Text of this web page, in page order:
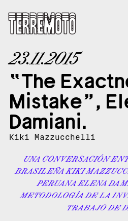
23.11.2015
“The
Mistake”,
Damiani.
Kiki Mazzucchelli
UNA CONVERSACIÓN
BRASILEÑA KIKI
PERUANA ELENA
METODOLOGÍA DE LA
TRABAJO DE